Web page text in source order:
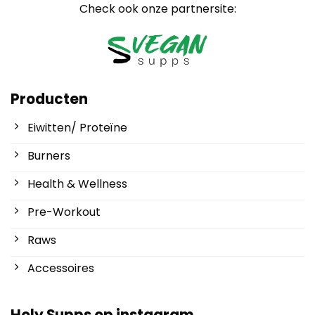
Check ook onze partnersite:
Producten
Eiwitten/ Proteïne
Burners
Health & Wellness
Pre-Workout
Raws
Accessoires